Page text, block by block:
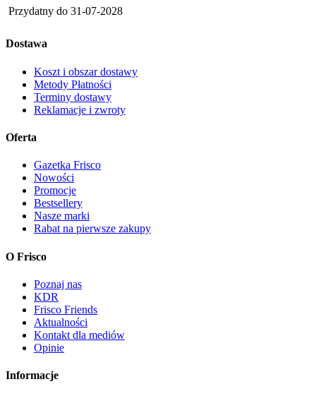
Przydatny do 31-07-2028
Dostawa
Koszt i obszar dostawy
Metody Płatności
Terminy dostawy
Reklamacje i zwroty
Oferta
Gazetka Frisco
Nowości
Promocje
Bestsellery
Nasze marki
Rabat na pierwsze zakupy
O Frisco
Poznaj nas
KDR
Frisco Friends
Aktualności
Kontakt dla mediów
Opinie
Informacje